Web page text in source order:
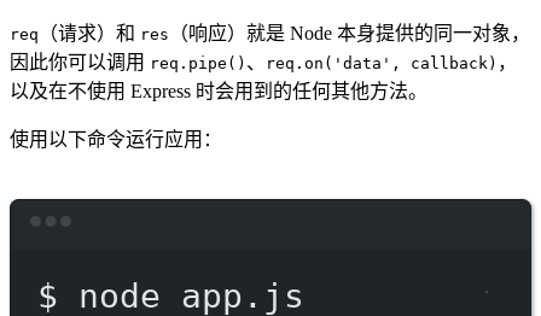
req （请求）和 res
（响应）就是 Node 本身提供的同一对象，
因此你可以调用 req.pipe() 、 req.on('data', callback) ，
以及在不使用 Express 时会用到的任何其他方法。
使用以下命令运行应用：
$ node app.js